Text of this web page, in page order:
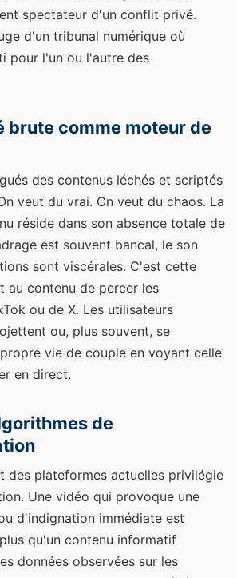
spectateur d'un conflit privé.
d'un tribunal numérique où
pour l'un ou l'autre des
brute comme moteur de
des contenus léchés et scriptés
veut du vrai. On veut du chaos. La
réside dans son absence totale de
est souvent bancal, le son
sont viscérales. C'est cette
au contenu de percer les
ou de X. Les utilisateurs
ou, plus souvent, se
vie de couple en voyant celle
en direct.
de
des plateformes actuelles privilégie
Une vidéo qui provoque une
d'indignation immédiate est
qu'un contenu informatif
données observées sur les